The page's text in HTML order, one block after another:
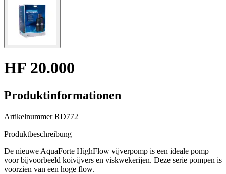
HF 20.000
Produktinformationen
Artikelnummer RD772
Produktbeschreibung
De nieuwe AquaForte HighFlow vijverpomp is een ideale pomp
voor bijvoorbeeld koivijvers en viskwekerijen. Deze serie pompen is
voorzien van een hoge flow.